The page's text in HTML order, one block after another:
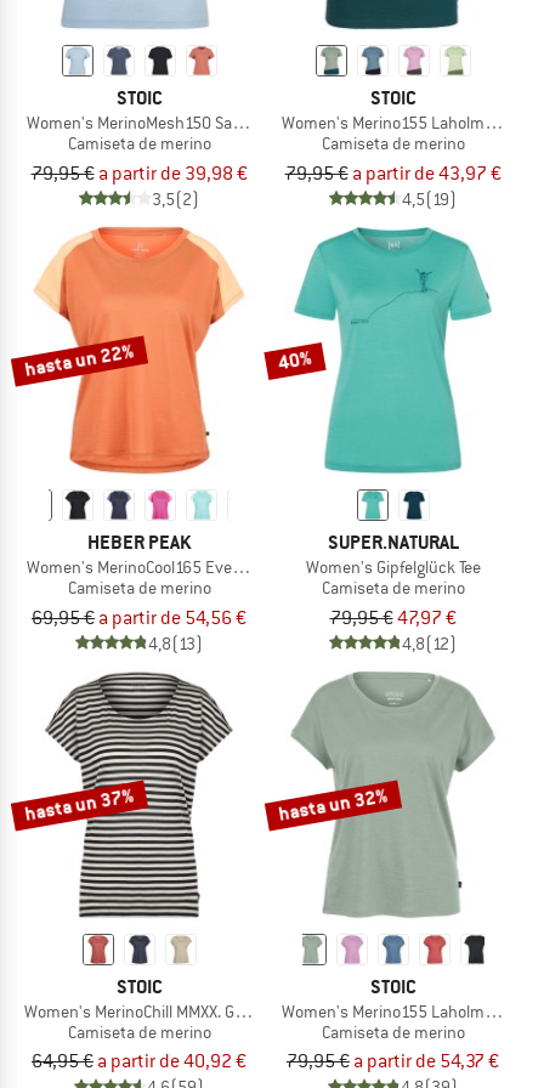
STOIC
Women's MerinoMesh150 SadjemSt. T-Shirt
Camiseta de merino
79,95 € a partir de 39,98 €
3,5(2)
STOIC
Women's Merino155 LaholmSt.
Camiseta de merino
79,95 € a partir de 43,97 €
4,5(19)
hasta un 22%
HEBER PEAK
Women's MerinoCool165 EvergreenHe. T-Shirt
Camiseta de merino
69,95 € a partir de 54,56 €
4,8(13)
40%
SUPER.NATURAL
Women's Gipfelglück Tee
Camiseta de merino
79,95 €47,97 €
4,8(12)
hasta un 37%
STOIC
Women's MerinoChill MMXX. Göteborg Loose Tee St
Camiseta de merino
64,95 € a partir de 40,92 €
hasta un 32%
STOIC
Women's Merino155 LaholmSt.
Camiseta de merino
79,95 € a partir de 54,37 €